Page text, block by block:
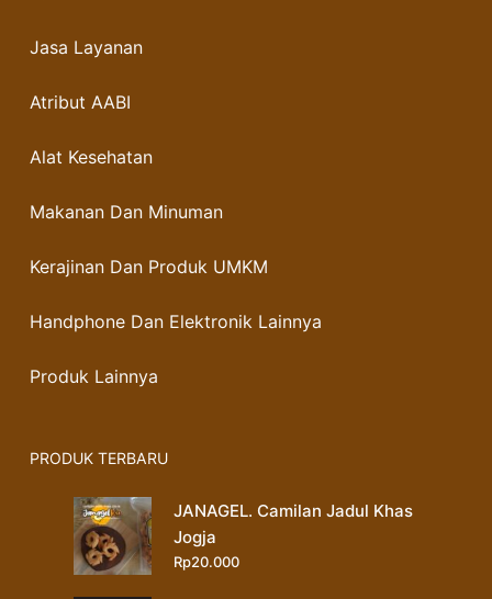
Jasa Layanan
Atribut AABI
Alat Kesehatan
Makanan Dan Minuman
Kerajinan Dan Produk UMKM
Handphone Dan Elektronik Lainnya
Produk Lainnya
PRODUK TERBARU
JANAGEL. Camilan Jadul Khas
Jogja
Rp20.000